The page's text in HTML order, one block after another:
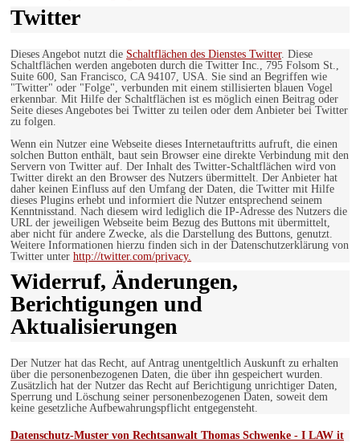
Twitter
Dieses Angebot nutzt die Schaltflächen des Dienstes Twitter. Diese
Schaltflächen werden angeboten durch die Twitter Inc., 795 Folsom St.,
Suite 600, San Francisco, CA 94107, USA. Sie sind an Begriffen wie
"Twitter" oder "Folge", verbunden mit einem stillisierten blauen Vogel
erkennbar. Mit Hilfe der Schaltflächen ist es möglich einen Beitrag oder
Seite dieses Angebotes bei Twitter zu teilen oder dem Anbieter bei Twitter
zu folgen.
Wenn ein Nutzer eine Webseite dieses Internetauftritts aufruft, die einen
solchen Button enthält, baut sein Browser eine direkte Verbindung mit den
Servern von Twitter auf. Der Inhalt des Twitter-Schaltflächen wird von
Twitter direkt an den Browser des Nutzers übermittelt. Der Anbieter hat
daher keinen Einfluss auf den Umfang der Daten, die Twitter mit Hilfe
dieses Plugins erhebt und informiert die Nutzer entsprechend seinem
Kenntnisstand. Nach diesem wird lediglich die IP-Adresse des Nutzers die
URL der jeweiligen Webseite beim Bezug des Buttons mit übermittelt,
aber nicht für andere Zwecke, als die Darstellung des Buttons, genutzt.
Weitere Informationen hierzu finden sich in der Datenschutzerklärung von
Twitter unter http://twitter.com/privacy.
Widerruf, Änderungen,
Berichtigungen und
Aktualisierungen
Der Nutzer hat das Recht, auf Antrag unentgeltlich Auskunft zu erhalten
über die personenbezogenen Daten, die über ihn gespeichert wurden.
Zusätzlich hat der Nutzer das Recht auf Berichtigung unrichtiger Daten,
Sperrung und Löschung seiner personenbezogenen Daten, soweit dem
keine gesetzliche Aufbewahrungspflicht entgegensteht.
Datenschutz-Muster von Rechtsanwalt Thomas Schwenke - I LAW it